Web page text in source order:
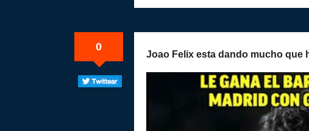
0
Joao Felix esta dando mucho que